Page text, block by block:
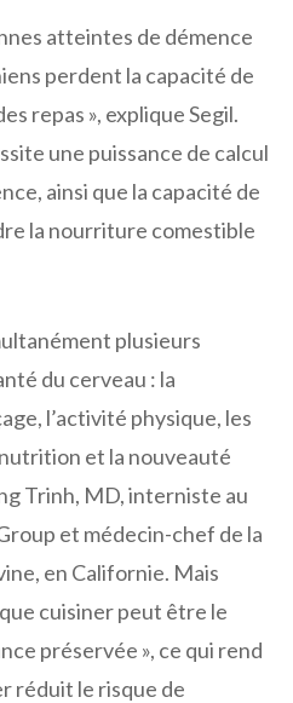
atteintes de démence
perdent la capacité de
repas », explique Segil.
une puissance de calcul
ainsi que la capacité de
la nourriture comestible
plusieurs
du cerveau : la
l’activité physique, les
et la nouveauté
Trinh, MD, interniste au
et médecin-chef de la
en Californie. Mais
cuisiner peut être le
préservée », ce qui rend
réduit le risque de